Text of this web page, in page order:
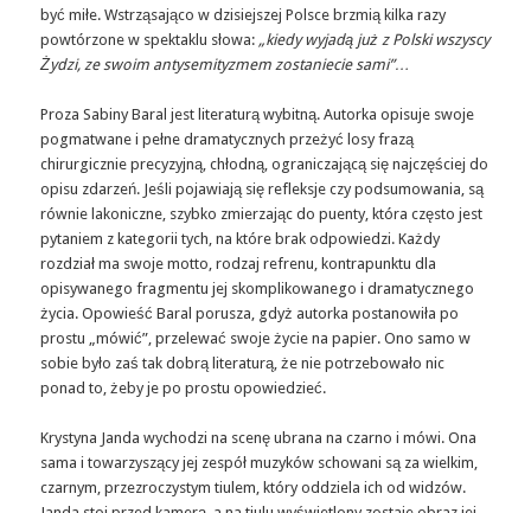
być miłe. Wstrząsająco w dzisiejszej Polsce brzmią kilka razy
powtórzone w spektaklu słowa: „kiedy wyjadą już z Polski wszyscy
Żydzi, ze swoim antysemityzmem zostaniecie sami”…
Proza Sabiny Baral jest literaturą wybitną. Autorka opisuje swoje
pogmatwane i pełne dramatycznych przeżyć losy frazą
chirurgicznie precyzyjną, chłodną, ograniczającą się najczęściej do
opisu zdarzeń. Jeśli pojawiają się refleksje czy podsumowania, są
równie lakoniczne, szybko zmierzając do puenty, która często jest
pytaniem z kategorii tych, na które brak odpowiedzi. Każdy
rozdział ma swoje motto, rodzaj refrenu, kontrapunktu dla
opisywanego fragmentu jej skomplikowanego i dramatycznego
życia. Opowieść Baral porusza, gdyż autorka postanowiła po
prostu „mówić”, przelewać swoje życie na papier. Ono samo w
sobie było zaś tak dobrą literaturą, że nie potrzebowało nic
ponad to, żeby je po prostu opowiedzieć.
Krystyna Janda wychodzi na scenę ubrana na czarno i mówi. Ona
sama i towarzyszący jej zespół muzyków schowani są za wielkim,
czarnym, przezroczystym tiulem, który oddziela ich od widzów.